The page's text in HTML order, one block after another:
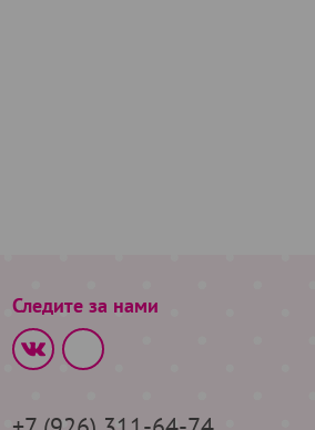
Следите за нами